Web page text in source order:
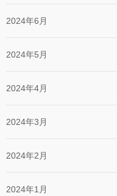
2024年6月
2024年5月
2024年4月
2024年3月
2024年2月
2024年1月